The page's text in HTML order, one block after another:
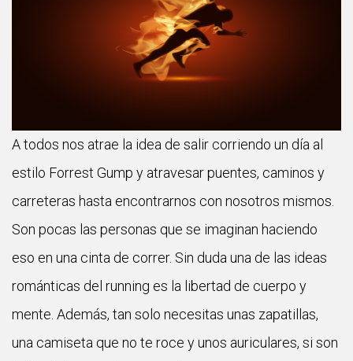
A todos nos atrae la idea de salir corriendo un día al
estilo Forrest Gump y atravesar puentes, caminos y
carreteras hasta encontrarnos con nosotros mismos.
Son pocas las personas que se imaginan haciendo
eso en una cinta de correr. Sin duda una de las ideas
románticas del running es la libertad de cuerpo y
mente. Además, tan solo necesitas unas zapatillas,
una camiseta que no te roce y unos auriculares, si son